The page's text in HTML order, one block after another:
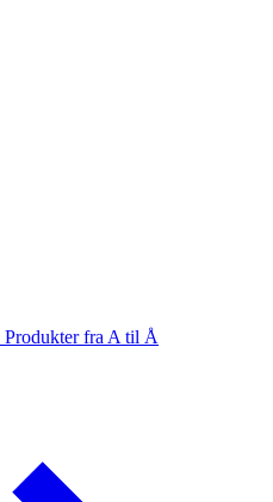
Produkter fra A til Å